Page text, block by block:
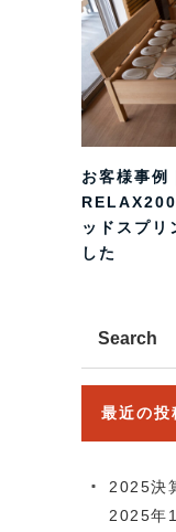
お客様事例
ッドスプリ
した
最近の投
2025決
2025年